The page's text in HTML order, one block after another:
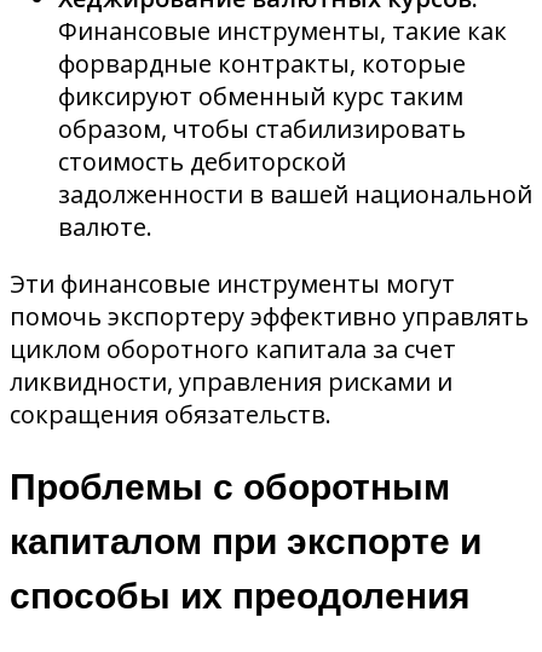
Финансовые инструменты, такие как
форвардные контракты, которые
фиксируют обменный курс таким
образом, чтобы стабилизировать
стоимость дебиторской
задолженности в вашей национальной
валюте.
Эти финансовые инструменты могут
помочь экспортеру эффективно управлять
циклом оборотного капитала за счет
ликвидности, управления рисками и
сокращения обязательств.
Проблемы с оборотным
капиталом при экспорте и
способы их преодоления